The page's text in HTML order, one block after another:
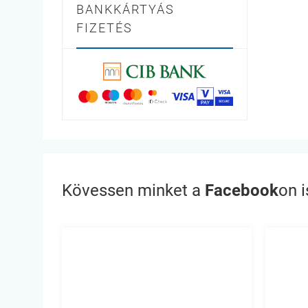
BANKKÁRTYÁS
FIZETÉS
Kövessen minket a Facebookon